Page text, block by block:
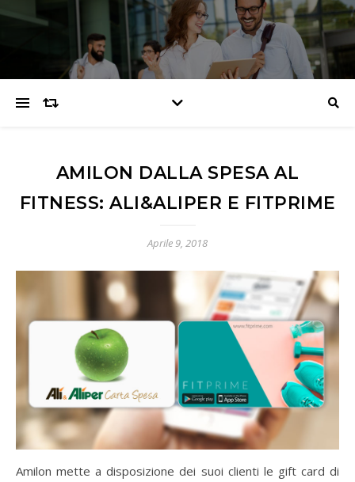
AMILON DALLA SPESA AL
FITNESS: ALI&ALIPER E FITPRIME
Aprile 9, 2018
Amilon mette a disposizione dei suoi clienti le gift card di